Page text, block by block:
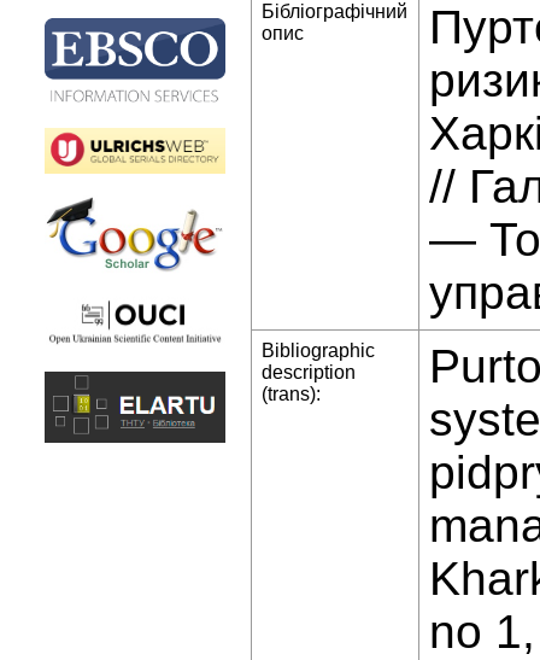
Бібліографічний
опис
//
—
Bibliographic
description
(trans):
no